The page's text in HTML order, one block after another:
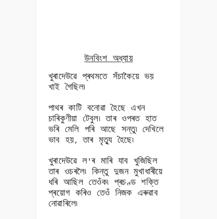
উনবিংশ অধ্যায়
খুৰাদেউৱে প্ৰথমতে সঁচাকৈয়ে ভয়
খাই গৈছিল৷
পাথৰ কাটি বনোৱা হৈছে এখন
চাৰিকুণীয়া টেবুল৷ তাৰ ওপৰত হাত
ভৰি মেলি পৰি আছে সন্তু৷ দেখিলে
ভাব হয়,তাৰ মৃত্যু হৈছে৷
খুৰাদেউৱে ল'ৰ মাৰি যাব খুজিছিল
তাৰ ওচৰলৈ৷ কিন্তু দুজন মুখাধাৰীয়ে
ধৰি আছিল তেওঁক৷ প্ৰচণ্ড শক্তি
প্ৰয়োগ কৰিও তেওঁ নিজক এৰুৱাব
নোৱাৰিলে৷